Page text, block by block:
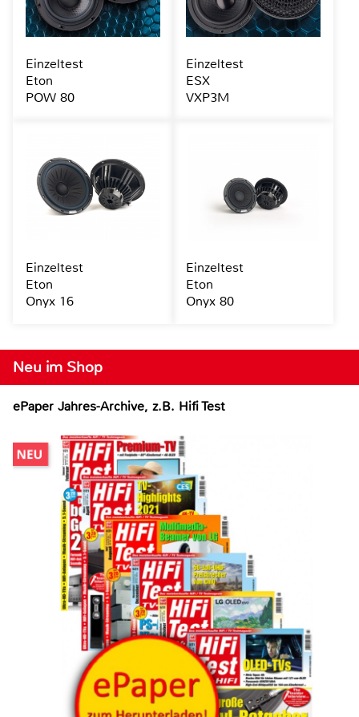
Neu im Shop
ePaper Jahres-Archive, z.B. Hifi Test
Einzeltest
Eton
POW 80
Einzeltest
ESX
VXP3M
Einzeltest
Eton
Onyx 16
Einzeltest
Eton
Onyx 80